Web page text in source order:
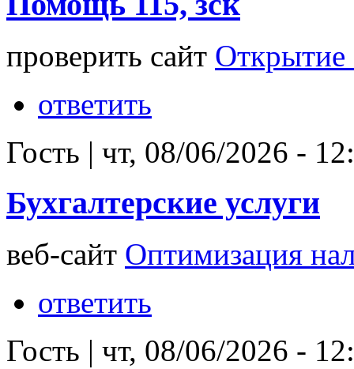
проверить сайт Открытие
ответить
Гость | чт, 08/06/2026 -
Бухгалтерские услуги
веб-сайт Оптимизация
ответить
Гость | чт, 08/06/2026 -